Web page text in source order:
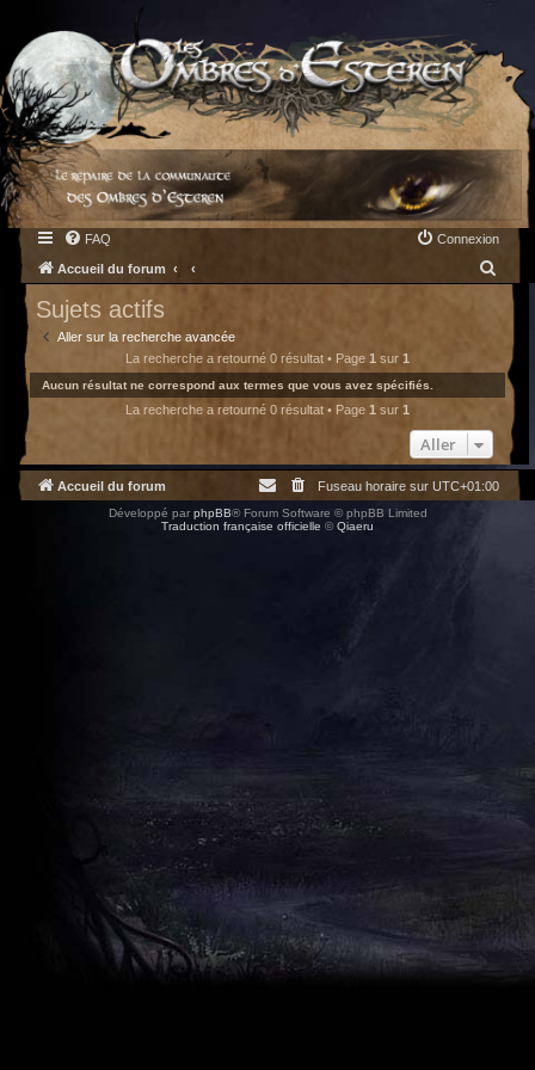
FAQ Connexion
Accueil du forum
h
Sujets actifs
Aller sur la recherche avancée
La recherche a retourné 0 résultat • Page 1 sur 1
Aucun résultat ne correspond aux termes que vous avez spécifiés.
La recherche a retourné 0 résultat • Page 1 sur 1
Aller
Accueil du forum Fuseau horaire sur UTC+01:00
Développé par phpBB® Forum Software © phpBB Limited
Traduction française officielle ©Qiaeru